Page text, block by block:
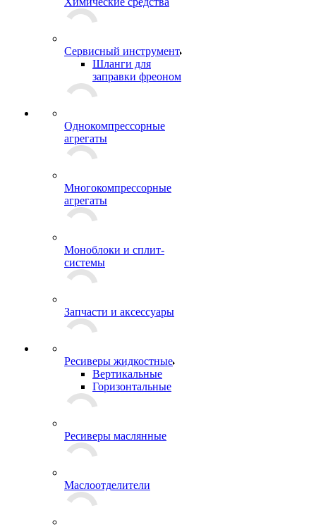
Сервисный инструмент
Шланги для
заправки фреоном
Однокомпрессорные
агрегаты
Многокомпрессорные
агрегаты
Моноблоки и сплит-
системы
Запчасти и аксессуары
Ресиверы жидкостные
Вертикальные
Горизонтальные
Ресиверы маслянные
Маслоотделители